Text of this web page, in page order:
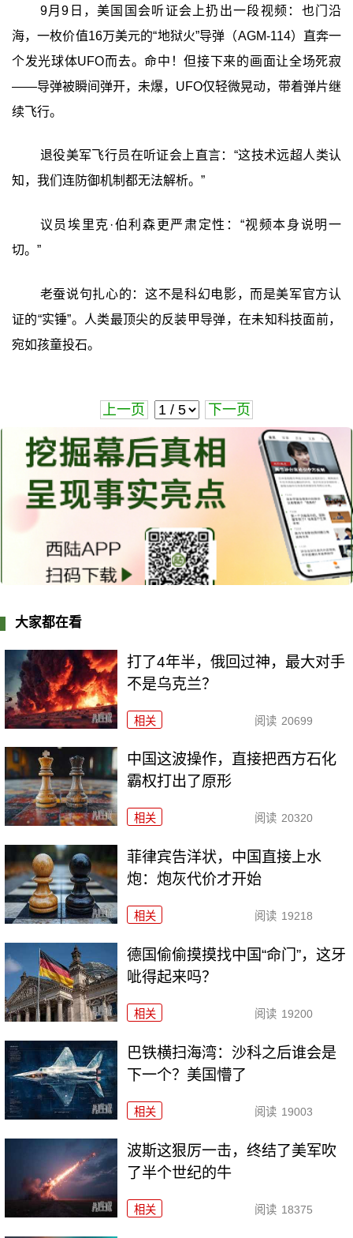
9月9日，美国国会听证会上扔出一段视频：也门沿
海，一枚价值16万美元的“地狱火”导弹（AGM-114）直奔一
个发光球体UFO而去。命中！但接下来的画面让全场死寂
——导弹被瞬间弹开，未爆，UFO仅轻微晃动，带着弹片继
续飞行。
退役美军飞行员在听证会上直言：“这技术远超人类认
知，我们连防御机制都无法解析。”
议员埃里克·伯利森更严肃定性：“视频本身说明一
切。”
老蚕说句扎心的：这不是科幻电影，而是美军官方认
证的“实锤”。人类最顶尖的反装甲导弹，在未知科技面前，
宛如孩童投石。
上一页 下一页
大家都在看
打了4年半，俄回过神，最大对手
不是乌克兰？
相关 阅读 20699
中国这波操作，直接把西方石化
霸权打出了原形
相关 阅读 20320
菲律宾告洋状，中国直接上水
炮：炮灰代价才开始
相关 阅读 19218
德国偷偷摸摸找中国“命门”，这牙
呲得起来吗？
相关 阅读 19200
巴铁横扫海湾：沙科之后谁会是
下一个？美国懵了
相关 阅读 19003
波斯这狠厉一击，终结了美军吹
了半个世纪的牛
相关 阅读 18375